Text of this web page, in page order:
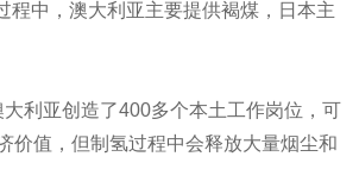
程中，澳大利亚主要提供褐煤，日本主
大利亚创造了400多个本土工作岗位，可
价值，但制氢过程中会释放大量烟尘和